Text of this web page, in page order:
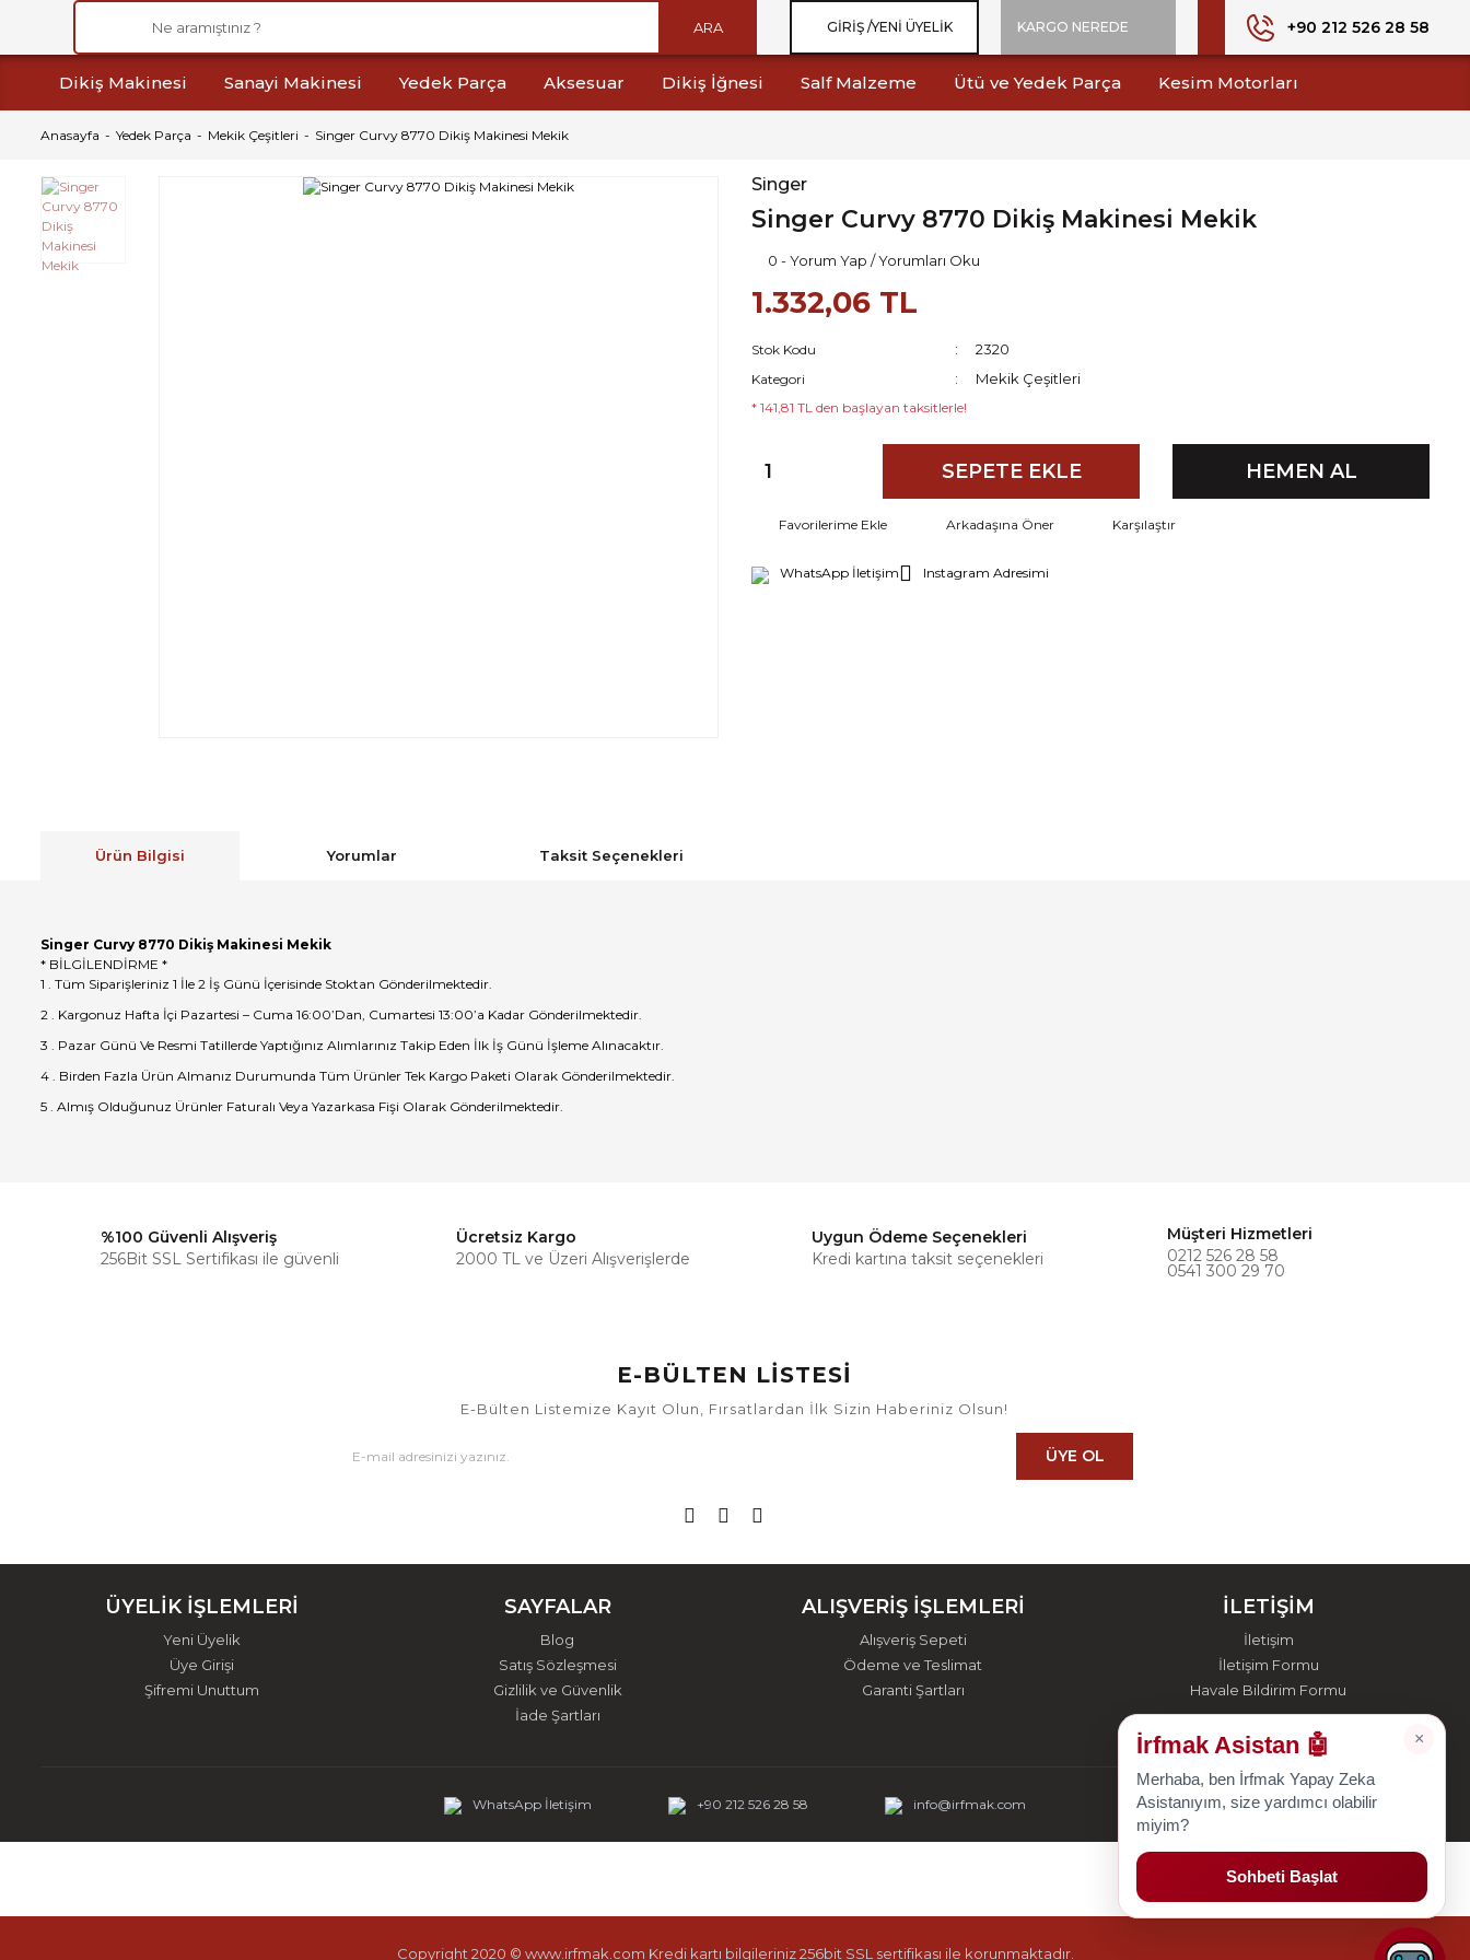
ARA GIRIŞ /YENI ÜYELIK KARGO NEREDE +90 212 526 28 58
Dikiş Makinesi Sanayi Makinesi Yedek Parça Aksesuar Dikiş İğnesi Salf Malzeme Ütü ve Yedek Parça Kesim Motorları
Anasayfa Yedek Parça Mekik Çeşitleri Singer Curvy 8770 Dikiş Makinesi Mekik
Singer
Singer Curvy 8770 Dikiş Makinesi Mekik
0 - Yorum Yap / Yorumları Oku
1.332,06 TL
Stok Kodu 2320
Kategori Mekik Çeşitleri
* 141,81 TL den başlayan taksitlerle!
SEPETE EKLE HEMEN AL
Arkadaşına Öner Karşılaştır
WhatsApp İletişim Instagram Adresimi
Ürün Bilgisi Yorumlar Taksit Seçenekleri
Singer Curvy 8770 Dikiş Makinesi Mekik
* BİLGİLENDİRME *
1 . Tüm Siparişleriniz 1 İle 2 İş Günü İçerisinde Stoktan Gönderilmektedir.
2 . Kargonuz Hafta İçi Pazartesi – Cuma 16:00’Dan, Cumartesi 13:00’a Kadar Gönderilmektedir.
3 . Pazar Günü Ve Resmi Tatillerde Yaptığınız Alımlarınız Takip Eden İlk İş Günü İşleme Alınacaktır.
4 . Birden Fazla Ürün Almanız Durumunda Tüm Ürünler Tek Kargo Paketi Olarak Gönderilmektedir.
5 . Almış Olduğunuz Ürünler Faturalı Veya Yazarkasa Fişi Olarak Gönderilmektedir.
Bu ürüne ilk yorumu siz yapın!
%100 Güvenli Alışveriş
256Bit SSL Sertifikası ile güvenli
Ücretsiz Kargo
2000 TL ve Üzeri Alışverişlerde
Uygun Ödeme Seçenekleri
Kredi kartına taksit seçenekleri
Müşteri Hizmetleri
0212 526 28 58
0541 300 29 70
E-BÜLTEN LİSTESİ
E-Bülten Listemize Kayıt Olun, Fırsatlardan İlk Sizin Haberiniz Olsun!
ÜYE OL
ÜYELİK İŞLEMLERİ
Yeni Üyelik
Üye Girişi
Şifremi Unuttum
SAYFALAR
Blog
Satış Sözleşmesi
Gizlilik ve Güvenlik
İade Şartları
ALIŞVERİŞ İŞLEMLERİ
Alışveriş Sepeti
Ödeme ve Teslimat
Garanti Şartları
İLETİŞİM
İletişim
İletişim Formu
Havale Bildirim Formu
WhatsApp İletişim +90 212 526 28 58 info@irfmak.com
Copyright 2020 © www.irfmak.com Kredi kartı bilgileriniz 256bit SSL sertifikası ile korunmaktadır.
×
İrfmak Asistan 🤖
Merhaba, ben İrfmak Yapay Zeka
Asistanıyım, size yardımcı olabilir
miyim?
Sohbeti Başlat